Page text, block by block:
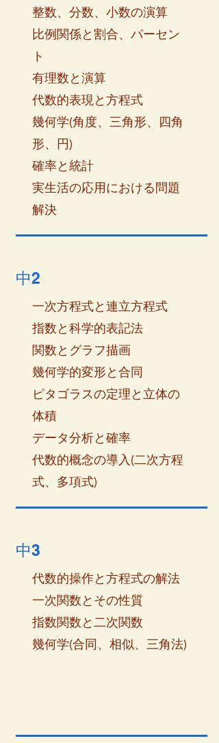
整数、分数、小数の演算
比例関係と割合、パーセン
ト
有理数と演算
代数的表現と方程式
幾何学(角度、三角形、四角
形、円)
確率と統計
実生活の応用における問題
解決
中2
一次方程式と連立方程式
指数と科学的表記法
関数とグラフ描画
幾何学的変形と合同
ピタゴラスの定理と立体の
体積
データ分析と確率
代数的概念の導入(二次方程
式、多項式)
中3
代数的操作と方程式の解法
一次関数とその性質
指数関数と二次関数
幾何学(合同、相似、三角法)